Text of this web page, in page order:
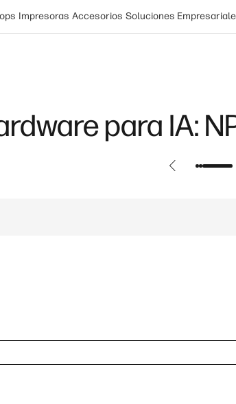
Impresoras Accesorios Soluciones
para IA: